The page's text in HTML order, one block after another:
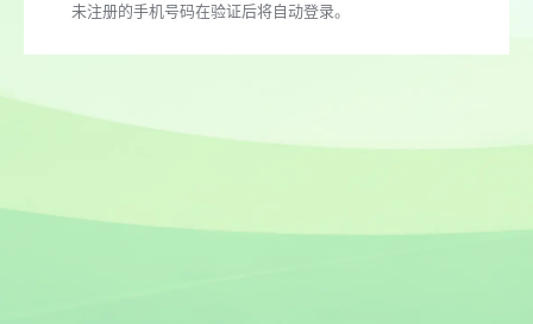
未注册的手机号码在验证后将自动登录。